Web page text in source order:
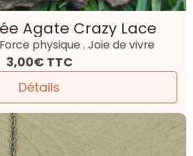
Agate Crazy Lace
physique . Joie de vivre
3,00€ TTC
Détails